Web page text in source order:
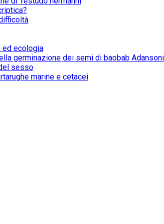
ed ecologia
germinazione dei semi di baobab
sesso
marine e cetacei